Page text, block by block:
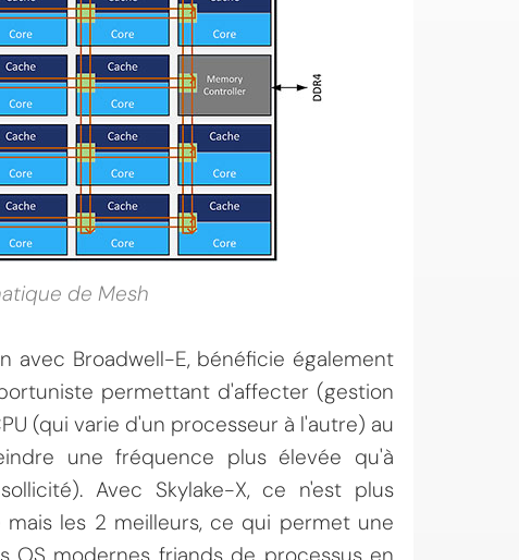
de Mesh
avec Broadwell-E, bénéficie également
permettant d'affecter (gestion
(qui varie d'un processeur à l'autre) au
une fréquence plus élevée qu'à
Avec Skylake-X, ce n'est plus
les 2 meilleurs, ce qui permet une